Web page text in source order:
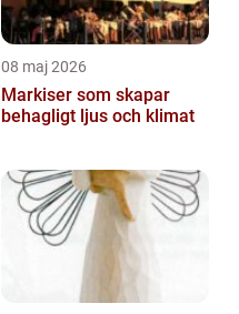
08 maj 2026
Markiser som skapar
behagligt ljus och klimat